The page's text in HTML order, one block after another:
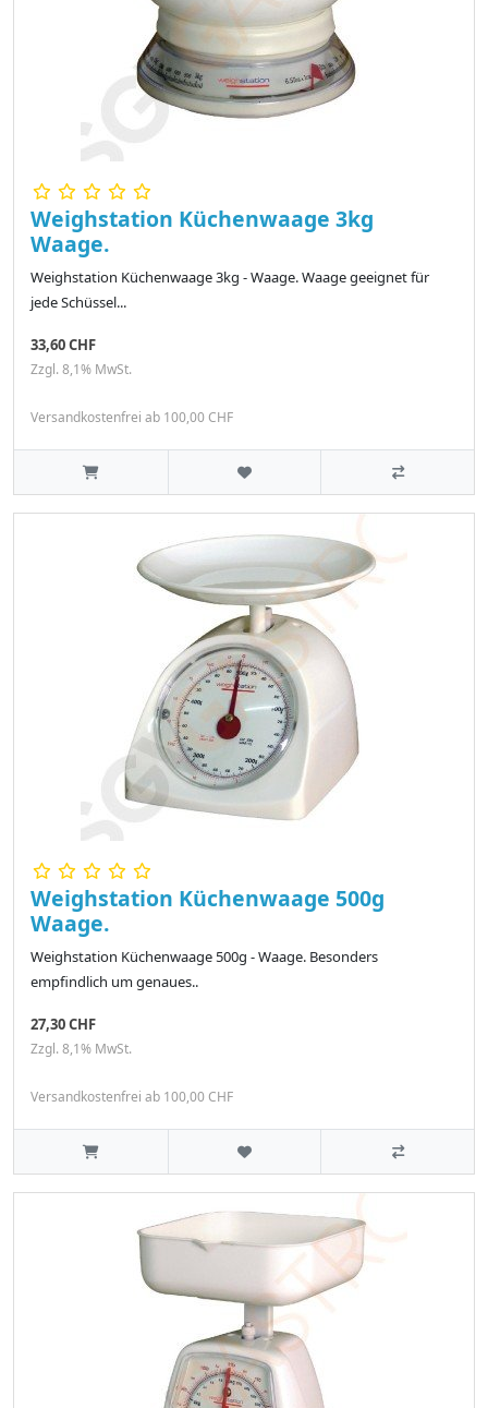
Weighstation Küchenwaage 3kg
Waage.
Weighstation Küchenwaage 3kg - Waage. Waage geeignet für
jede Schüssel...
33,60 CHF
Zzgl. 8,1% MwSt.
Versandkostenfrei ab 100,00 CHF
Weighstation Küchenwaage 500g
Waage.
Weighstation Küchenwaage 500g - Waage. Besonders
empfindlich um genaues..
27,30 CHF
Zzgl. 8,1% MwSt.
Versandkostenfrei ab 100,00 CHF